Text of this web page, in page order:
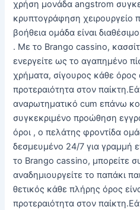
χρήση μονάδα angstrom
κρυπτογράφηση
βοήθεια ομάδα είναι
. Με το Brango cassino,
ενεργείτε ως το αγαπημένο
χρήματα, σίγουρος κάθε
προτεραιότητα στον
αναρωτηματικό cum επάνω
συγκεκριμένο προώθηση
όροι , ο πελάτης φροντίδα
δεσμευμένο 24/7 για γραμμή
το Brango cassino, μπορείτε
αναδημιουργείτε το παπάκι
θετικός κάθε πλήρης όρος
προτεραιότητα στον